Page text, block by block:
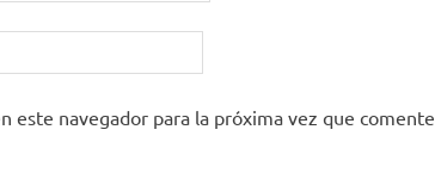
navegador para la próxima vez que comente.